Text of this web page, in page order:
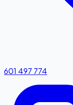
601 497 774